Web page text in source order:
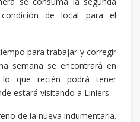
de local para el
para trabajar y corregir
semana se encontrará en
que recién podrá tener
estará visitando a Liniers.
de la nueva indumentaria.